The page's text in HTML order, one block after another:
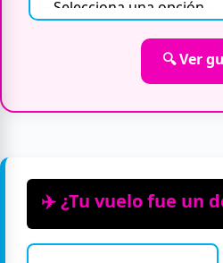
🔍 Ver
✈️ ¿Tu vuelo fue un